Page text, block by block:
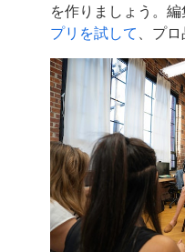
を作りましょう。
プリを試して 、プロ